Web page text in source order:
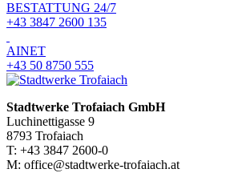
BESTATTUNG 24/7
+43 3847 2600 135
AINET
+43 50 8750 555
Stadtwerke Trofaiach GmbH
Luchinettigasse 9
8793 Trofaiach
T: +43 3847 2600-0
M: office@stadtwerke-trofaiach.at